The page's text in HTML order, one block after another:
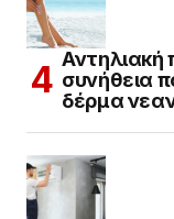
Αντηλιακή
συνήθεια
δέρμα